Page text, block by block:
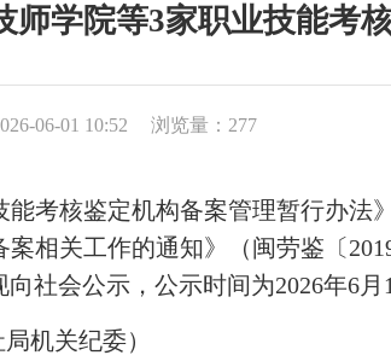
师学院等3家职业技能考
06-01 10:52 浏览量：277
核鉴定机构备案管理暂行办法》
相关工作的通知》（闽劳鉴〔
社会公示，公示时间为2026年6月1
机关纪委）